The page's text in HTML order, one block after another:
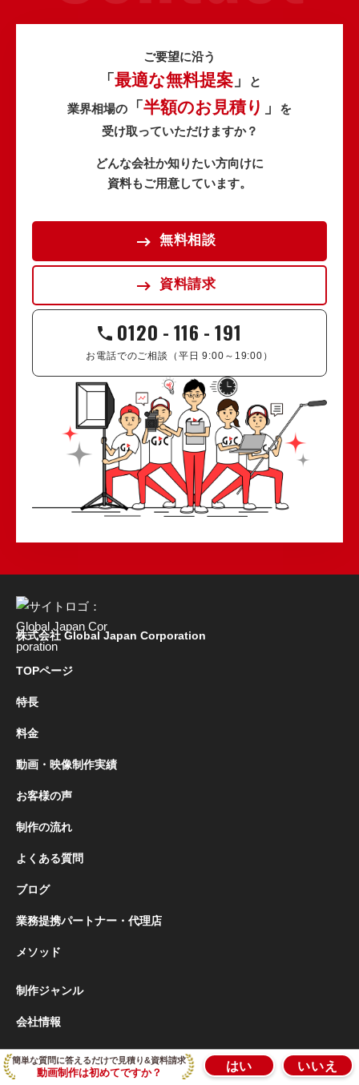
簡単な質問に答えるだけで見積り&資料請求
動画制作は初めてですか？
はい いいえ
ご要望に沿う
「 最適な無料提案」
と
業界相場の
「 半額のお見積り 」
を
受け取っていただけますか？
どんな会社か知りたい方向けに
資料もご用意しています。
無料相談
資料請求
0120 -116 -191
お電話でのご相談（平日 9:00～19:00）
株式会社 Global Japan Corporation
TOPページ
特長
料金
動画・映像制作実績
お客様の声
制作の流れ
よくある質問
ブログ
業務提携パートナー・代理店
メソッド
制作ジャンル
会社情報
東京オフィス